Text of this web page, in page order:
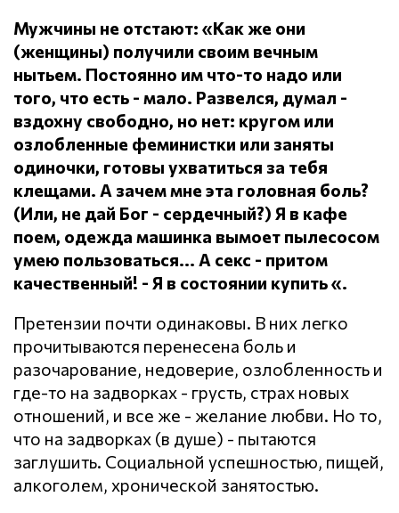
Мужчины не отстают: «Как же они
(женщины) получили своим вечным
нытьем. Постоянно им что-то надо или
того, что есть - мало. Развелся, думал -
вздохну свободно, но нет: кругом или
озлобленные феминистки или заняты
одиночки, готовы ухватиться за тебя
клещами. А зачем мне эта головная боль?
(Или, не дай Бог - сердечный?) Я в кафе
поем, одежда машинка вымоет пылесосом
умею пользоваться... А секс - притом
качественный! - Я в состоянии купить «.
Претензии почти одинаковы. В них легко
прочитываются перенесена боль и
разочарование, недоверие, озлобленность и
где-то на задворках - грусть, страх новых
отношений, и все же - желание любви. Но то,
что на задворках (в душе) - пытаются
заглушить. Социальной успешностью, пищей,
алкоголем, хронической занятостью.